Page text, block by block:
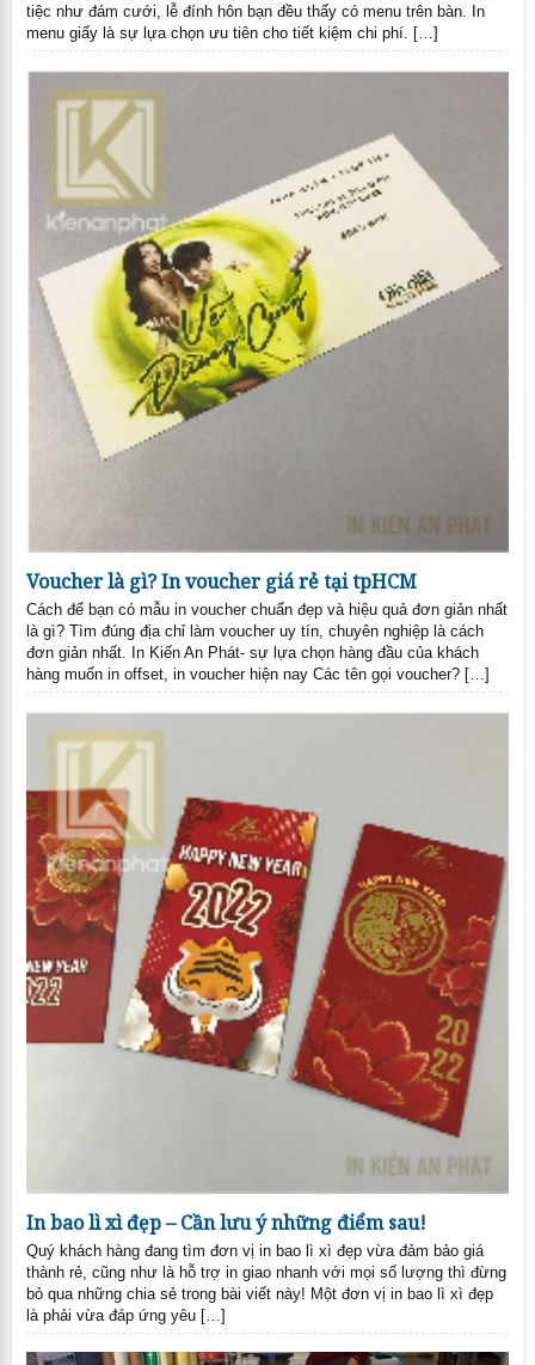
tiệc như đám cưới, lễ đính hôn bạn đều thấy có menu trên bàn. In
menu giấy là sự lựa chọn ưu tiên cho tiết kiệm chi phí. […]
Voucher là gì? In voucher giá rẻ tại tpHCM
Cách để bạn có mẫu in voucher chuẩn đẹp và hiệu quả đơn giản nhất
là gì? Tìm đúng địa chỉ làm voucher uy tín, chuyên nghiệp là cách
đơn giản nhất. In Kiến An Phát- sự lựa chọn hàng đầu của khách
hàng muốn in offset, in voucher hiện nay Các tên gọi voucher? […]
In bao lì xì đẹp – Cần lưu ý những điểm sau!
Quý khách hàng đang tìm đơn vị in bao lì xì đẹp vừa đảm bảo giá
thành rẻ, cũng như là hỗ trợ in giao nhanh với mọi số lượng thì đừng
bỏ qua những chia sẻ trong bài viết này! Một đơn vị in bao lì xì đẹp
là phải vừa đáp ứng yêu […]